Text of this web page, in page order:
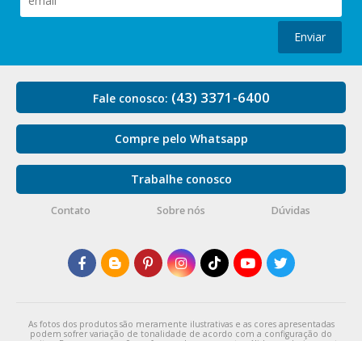
Enviar
Fale conosco: (43) 3371-6400
Compre pelo Whatsapp
Trabalhe conosco
Contato Sobre nós Dúvidas
As fotos dos produtos são meramente ilustrativas e as cores apresentadas
podem sofrer variação de tonalidade de acordo com a configuração do